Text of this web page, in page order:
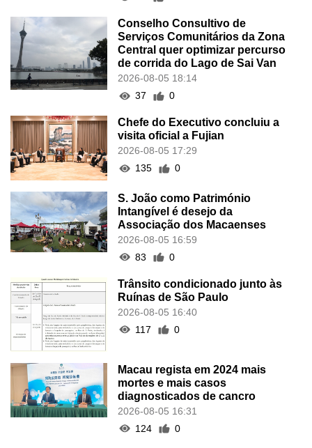
Conselho Consultivo de
Serviços Comunitários da Zona
Central quer optimizar percurso
de corrida do Lago de Sai Van
2026-08-05 18:14
37
0
Chefe do Executivo concluiu a
visita oficial a Fujian
2026-08-05 17:29
135
0
S. João como Património
Intangível é desejo da
Associação dos Macaenses
2026-08-05 16:59
83
0
Trânsito condicionado junto às
Ruínas de São Paulo
2026-08-05 16:40
117
0
Macau regista em 2024 mais
mortes e mais casos
diagnosticados de cancro
2026-08-05 16:31
124
0